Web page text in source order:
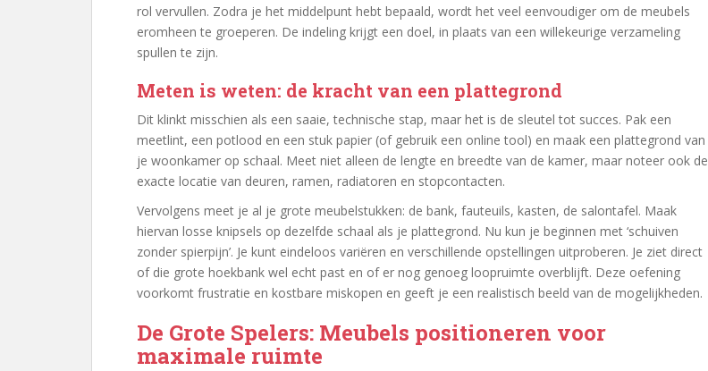
rol vervullen. Zodra je het middelpunt hebt bepaald, wordt het veel eenvoudiger om de meubels
eromheen te groeperen. De indeling krijgt een doel, in plaats van een willekeurige verzameling
spullen te zijn.
Meten is weten: de kracht van een plattegrond
Dit klinkt misschien als een saaie, technische stap, maar het is de sleutel tot succes. Pak een
meetlint, een potlood en een stuk papier (of gebruik een online tool) en maak een plattegrond van
je woonkamer op schaal. Meet niet alleen de lengte en breedte van de kamer, maar noteer ook de
exacte locatie van deuren, ramen, radiatoren en stopcontacten.
Vervolgens meet je al je grote meubelstukken: de bank, fauteuils, kasten, de salontafel. Maak
hiervan losse knipsels op dezelfde schaal als je plattegrond. Nu kun je beginnen met ‘schuiven
zonder spierpijn’. Je kunt eindeloos variëren en verschillende opstellingen uitproberen. Je ziet direct
of die grote hoekbank wel echt past en of er nog genoeg loopruimte overblijft. Deze oefening
voorkomt frustratie en kostbare miskopen en geeft je een realistisch beeld van de mogelijkheden.
De Grote Spelers: Meubels positioneren voor
maximale ruimte